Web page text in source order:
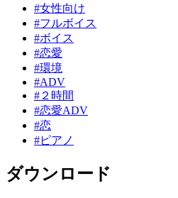
#女性向け
#フルボイス
#ボイス
#恋愛
#環境
#ADV
#２時間
#恋愛ADV
#恋
#ピアノ
ダウンロード